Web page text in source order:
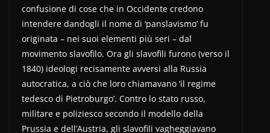
confusione di cose che in Occidente credono
intendere dandogli il nome di ‘panslavismo’ fu
originata – nei suoi elementi più seri – dal
movimento slavofilo. Ora gli slavofili furono (verso il
1840) ideologi recisamente avversi alla Russia
autocratica, a ciò che loro chiamavano ‘il regime
tedesco di Pietroburgo’. Contro lo stato russo,
militare e poliziesco secondo il modello della
Prussia e dell’Austria, gli slavofili vagheggiavano